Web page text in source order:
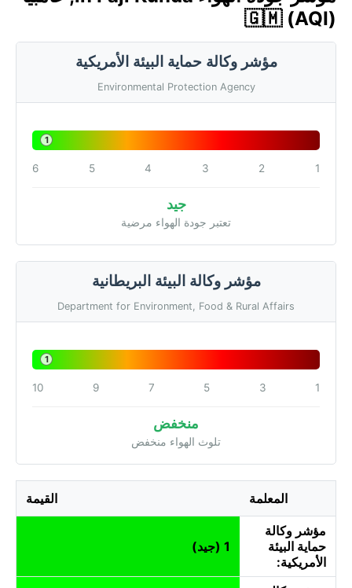
🇬🇲 (AQI)
مؤشر وكالة حماية البيئة الأمريكية
Environmental Protection Agency
1
1
2
3
4
5
6
جيد
تعتبر جودة الهواء مرضية
مؤشر وكالة البيئة البريطانية
Department for Environment, Food & Rural Affairs
1
1
3
5
7
9
10
منخفض
تلوث الهواء منخفض
المعلمة القيمة
مؤشر وكالة
حماية البيئة
الأمريكية:
1 (جيد)